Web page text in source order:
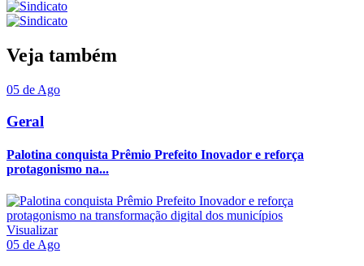
Veja também
05 de Ago
Geral
Palotina conquista Prêmio Prefeito Inovador e reforça
protagonismo na...
Visualizar
05 de Ago